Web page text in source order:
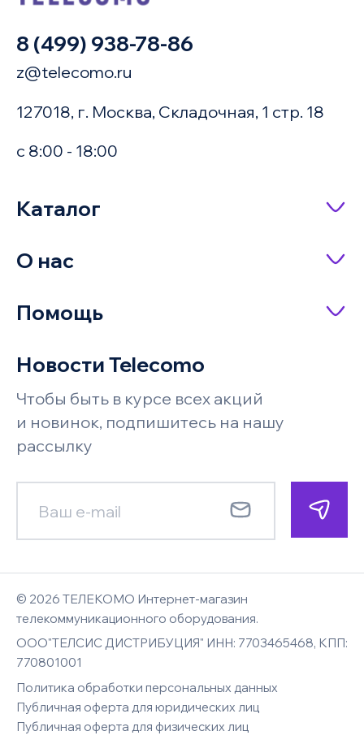
8 (499) 938-78-86
z@telecomo.ru
127018, г. Москва, Складочная, 1 стр. 18
с 8:00 - 18:00
Каталог
IP-телефония
Серверное оборудование и системы
хранения
Системы безопасности и
видеонаблюдения
О нас
Акции
Бренды
Faq
Новости
Контакты
Помощь
Поставщикам
Гарантия
Новости Telecomo
Чтобы быть в курсе всех акций
и новинок, подпишитесь на нашу
рассылку
© 2026 ТЕЛЕКОМО Интернет-магазин
телекоммуникационного оборудования.
ООО"ТЕЛСИС ДИСТРИБУЦИЯ" ИНН: 7703465468, КПП:
770801001
Политика обработки персональных данных
Публичная оферта для юридических лиц
Публичная оферта для физических лиц
Вход
E-mail
Восстановление
пароля
Введите адрес электронной почты
Имя
Комментарий к заказу
Под заказ
по наличию, цене и срокам доставки
Телефон
Запросить цену
по цене и срокам доставки
Телефон